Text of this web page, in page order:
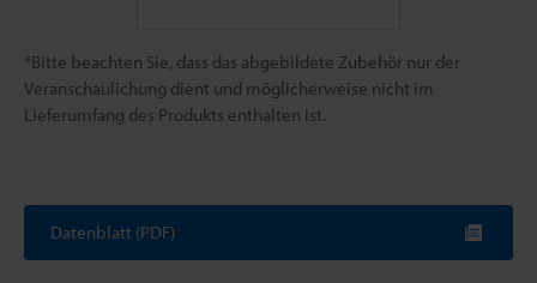
*Bitte beachten Sie, dass das abgebildete Zubehör nur der
Veranschaulichung dient und möglicherweise nicht im
Lieferumfang des Produkts enthalten ist.
Datenblatt (PDF)